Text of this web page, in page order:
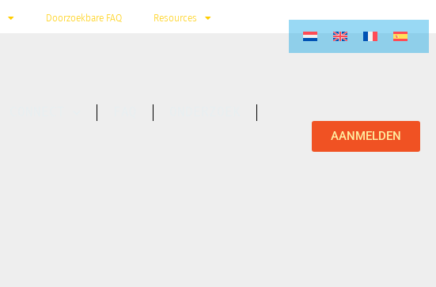
Doorzoekbare FAQ Resources
AANMELDEN